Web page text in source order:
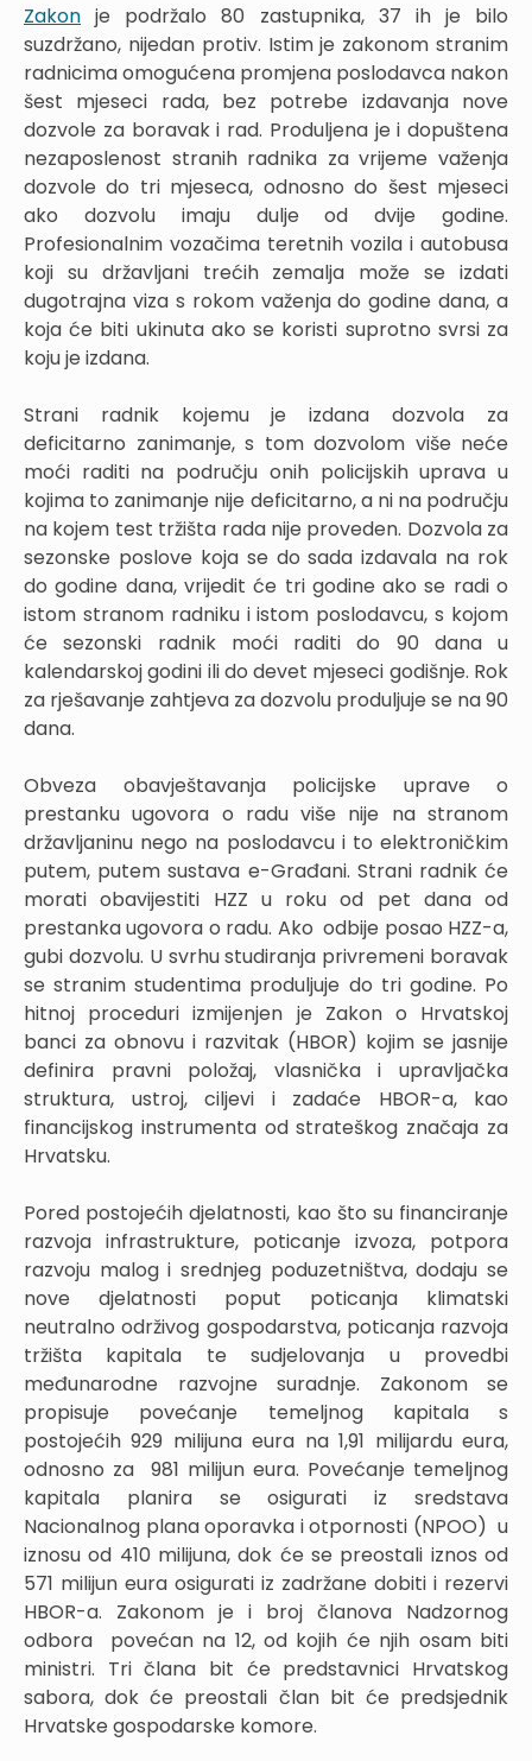
Zakon je podržalo 80 zastupnika, 37 ih je bilo
suzdržano, nijedan protiv. Istim je zakonom stranim
radnicima omogućena promjena poslodavca nakon
šest mjeseci rada, bez potrebe izdavanja nove
dozvole za boravak i rad. Produljena je i dopuštena
nezaposlenost stranih radnika za vrijeme važenja
dozvole do tri mjeseca, odnosno do šest mjeseci
ako dozvolu imaju dulje od dvije godine.
Profesionalnim vozačima teretnih vozila i autobusa
koji su državljani trećih zemalja može se izdati
dugotrajna viza s rokom važenja do godine dana, a
koja će biti ukinuta ako se koristi suprotno svrsi za
koju je izdana.
Strani radnik kojemu je izdana dozvola za
deficitarno zanimanje, s tom dozvolom više neće
moći raditi na području onih policijskih uprava u
kojima to zanimanje nije deficitarno, a ni na području
na kojem test tržišta rada nije proveden. Dozvola za
sezonske poslove koja se do sada izdavala na rok
do godine dana, vrijedit će tri godine ako se radi o
istom stranom radniku i istom poslodavcu, s kojom
će sezonski radnik moći raditi do 90 dana u
kalendarskoj godini ili do devet mjeseci godišnje. Rok
za rješavanje zahtjeva za dozvolu produljuje se na 90
dana.
Obveza obavještavanja policijske uprave o
prestanku ugovora o radu više nije na stranom
državljaninu nego na poslodavcu i to elektroničkim
putem, putem sustava e-Građani. Strani radnik će
morati obavijestiti HZZ u roku od pet dana od
prestanka ugovora o radu. Ako odbije posao HZZ-a,
gubi dozvolu. U svrhu studiranja privremeni boravak
se stranim studentima produljuje do tri godine. Po
hitnoj proceduri izmijenjen je Zakon o Hrvatskoj
banci za obnovu i razvitak (HBOR) kojim se jasnije
definira pravni položaj, vlasnička i upravljačka
struktura, ustroj, ciljevi i zadaće HBOR-a, kao
financijskog instrumenta od strateškog značaja za
Hrvatsku.
Pored postojećih djelatnosti, kao što su financiranje
razvoja infrastrukture, poticanje izvoza, potpora
razvoju malog i srednjeg poduzetništva, dodaju se
nove djelatnosti poput poticanja klimatski
neutralno održivog gospodarstva, poticanja razvoja
tržišta kapitala te sudjelovanja u provedbi
međunarodne razvojne suradnje. Zakonom se
propisuje povećanje temeljnog kapitala s
postojećih 929 milijuna eura na 1,91 milijardu eura,
odnosno za 981 milijun eura. Povećanje temeljnog
kapitala planira se osigurati iz sredstava
Nacionalnog plana oporavka i otpornosti (NPOO) u
iznosu od 410 milijuna, dok će se preostali iznos od
571 milijun eura osigurati iz zadržane dobiti i rezervi
HBOR-a. Zakonom je i broj članova Nadzornog
odbora povećan na 12, od kojih će njih osam biti
ministri. Tri člana bit će predstavnici Hrvatskog
sabora, dok će preostali član bit će predsjednik
Hrvatske gospodarske komore.